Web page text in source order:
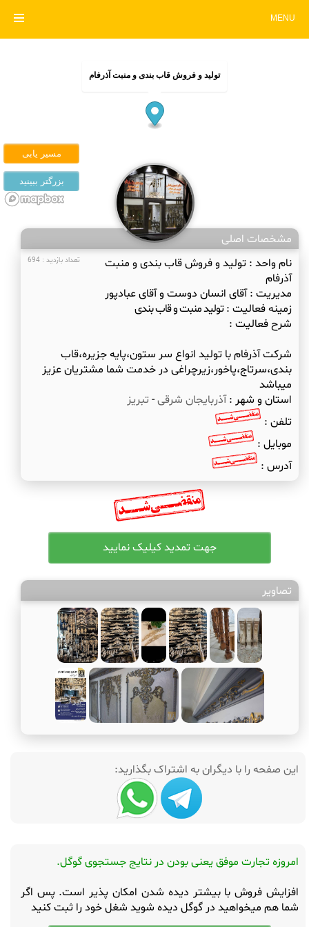
MENU
تولید و فروش قاب بندی و منبت آذرفام
مشخصات اصلی
تعداد بازدید : 694 نام واحد :تولید و فروش قاب بندی و منبت
آذرفام
مدیریت :آقای انسان دوست و آقای عبادپور
زمینه فعالیت :تولید منبت و قاب بندی
شرح فعالیت :
شرکت آذرفام با تولید انواع سر ستون،پایه جزیره،قاب
بندی،سرتاج،پاخور،زیرچراغی در خدمت شما مشتریان عزیز
میباشد
استان و شهر :آذربایجان شرقی- تبریز
تلفن :
موبایل :
آدرس :
تصاویر
این صفحه را با دیگران به اشتراک بگذارید:
امروزه تجارت موفق یعنی بودن در نتایج جستجوی گوگل.
افزایش فروش با بیشتر دیده شدن امکان پذیر است. پس اگر
شما هم میخواهید در گوگل دیده شوید شغل خود را ثبت کنید